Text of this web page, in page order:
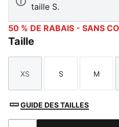
taille S.
50 % DE RABAIS - SANS
Taille
Taille
XS
Taille
S
Taille
M
GUIDE DES TAILLES